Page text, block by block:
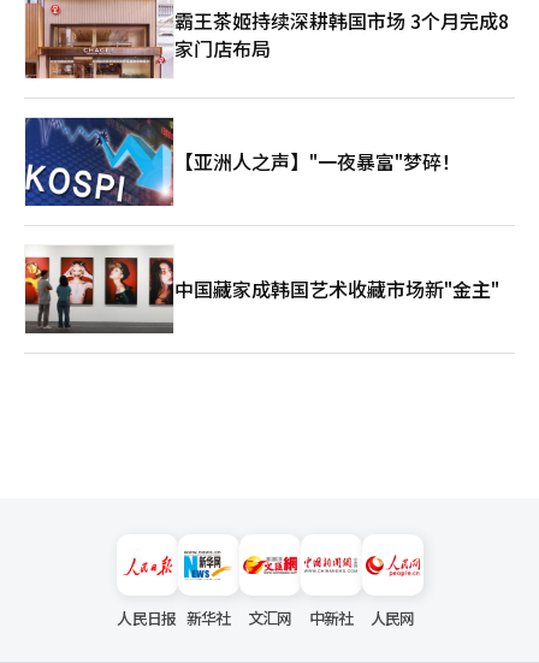
在主要国家，商标权和包装设计版权的注册也在扩大。一位业内人
士指出：“K-食品的地位提升是令人振奋的，但消费者混淆韩国产
品的恶意模仿，从长远来看是严重损害品牌价值的问题。”
霸王茶姬持续深耕韩国市场 3个月完成8
家门店布局
【亚洲人之声】"一夜暴富"梦碎！
中国藏家成韩国艺术收藏市场新"金主"
人民日报 新华社 文汇网 中新社 人民网